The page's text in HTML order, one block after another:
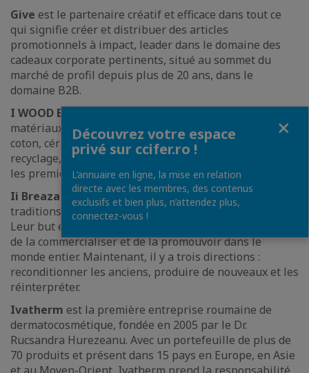
Give est le partenaire créatif et efficace dans tout ce
qui signifie créer et distribuer des articles
promotionnels à impact, leader dans le domaine des
cadeaux corporate pertinents, situé au sommet du
marché de profil depuis plus de 20 ans, dans le
domaine B2B.
I WOOD BE
matériaux les plus chauds et les plus appréciés : bois,
coton, céramique et cuir. Il est né de projets créatifs de
recyclage, dans le but de sensibiliser aux ressources,
les premiers produits étant créés à partir de déchets.
Ii Breaza est né en 2014, dans le désir de perpétuer les
traditions locales et de les montrer au monde entier.
Leur but était de ne pas laisser ia tomber dans l’oubli,
de la commercialiser et de la promouvoir dans le
monde entier. Maintenant, il y a trois directions :
reconditionner les anciens, produire de nouveaux et les
réinterpréter.
Ivatherm est la première entreprise roumaine de
dermatocosmétique, fondée en 2005 par le Dr.
Rucsandra Hurezeanu. Avec un portefeuille de plus de
70 produits et présent dans 15 pays en Europe, en Asie
Découvrez votre espace
privé sur ccifer.ro !
L’annuaire en ligne, la mise en relation
directe avec les membres, des contenus
exclusifs et bien plus, n’attendez plus,
connectez-vous !